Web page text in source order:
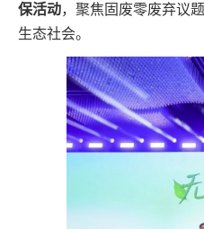
保活动，聚焦固废零废弃议
生态社会。